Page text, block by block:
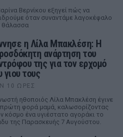
Βερνίκου εξηγεί πώς να
όταν συναντάμε λαγοκέφαλο
θάλασσα
η Λίλα Μπακλέση: Η
ανάρτηση του
της για τον ερχομό
γιου τους
10 ΏΡΕΣ
ηθοποιός Λίλα Μπακλέση έγινε
πρώτη φορά μαμά, καλωσορίζοντας
κόσμο ένα υγιέστατο αγοράκι το
της Παρασκευής 7 Αυγούστου.